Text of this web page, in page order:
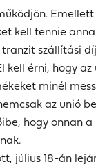
kell tennie
tranzit szállítási
kell érni, hogy az
minél
az unió
hogy onnan a
július 18-án